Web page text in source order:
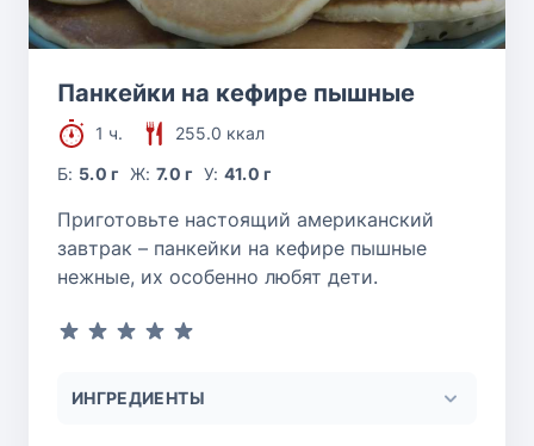
Панкейки на кефире пышные
1 ч.
255.0 ккал
Б: 5.0 г Ж: 7.0 г У: 41.0 г
Приготовьте настоящий американский
завтрак – панкейки на кефире пышные
нежные, их особенно любят дети.
ИНГРЕДИЕНТЫ